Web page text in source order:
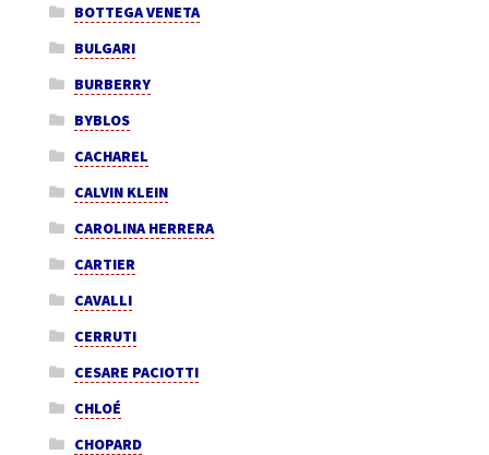
BOTTEGA VENETA
BULGARI
BURBERRY
BYBLOS
CACHAREL
CALVIN KLEIN
CAROLINA HERRERA
CARTIER
CAVALLI
CERRUTI
CESARE PACIOTTI
CHLOÉ
CHOPARD